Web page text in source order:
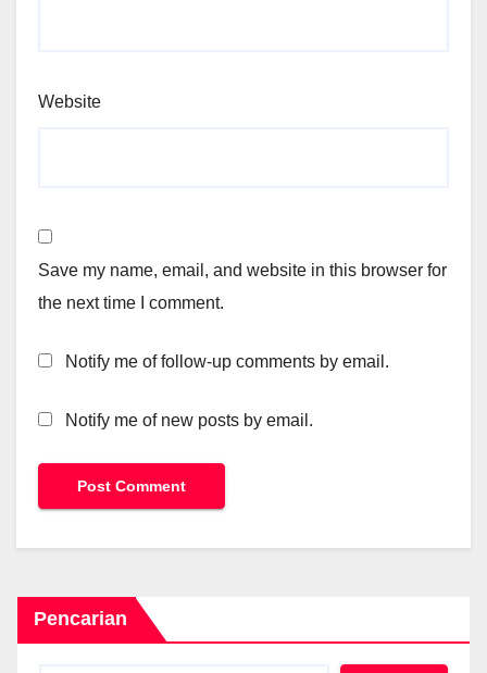
Website
Save my name, email, and website in this browser for
the next time I comment.
Notify me of follow-up comments by email.
Notify me of new posts by email.
Pencarian